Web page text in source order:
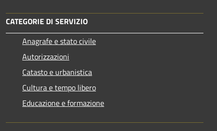
CATEGORIE DI SERVIZIO
Anagrafe e stato civile
Autorizzazioni
Catasto e urbanistica
Cultura e tempo libero
Educazione e formazione